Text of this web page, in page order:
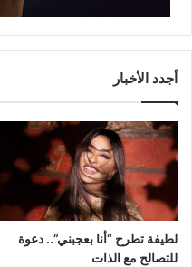
أجدد الأخبار
لطيفة تطرح “أنا بعجبني”.. دعوة
للتصالح مع الذات